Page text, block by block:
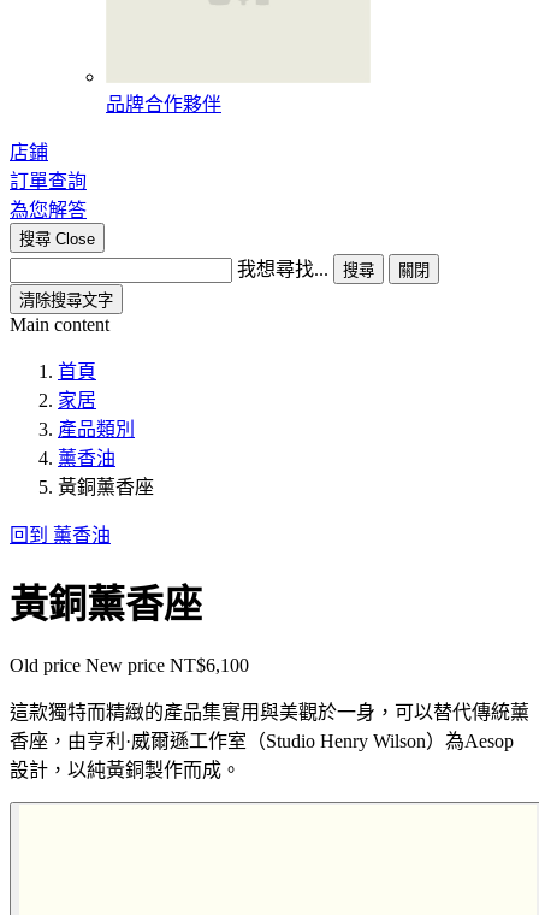
品牌合作夥伴
店鋪
訂單查詢
為您解答
搜尋 Close
我想尋找... 搜尋
關閉
清除搜尋文字
Main content
首頁
家居
產品類別
薰香油
黃銅薰香座
回到 薰香油
黃銅薰香座
Old price New price NT$6,100
這款獨特而精緻的產品集實用與美觀於一身，可以替代傳統薰
香座，由亨利·威爾遜工作室（Studio Henry Wilson）為Aesop
設計，以純黃銅製作而成。